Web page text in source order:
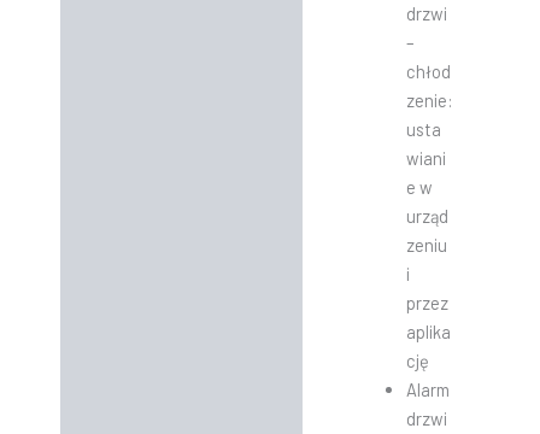
drzwi
–
chłod
zenie:
usta
wiani
e w
urząd
zeniu
i
przez
aplika
cję
Alarm
drzwi